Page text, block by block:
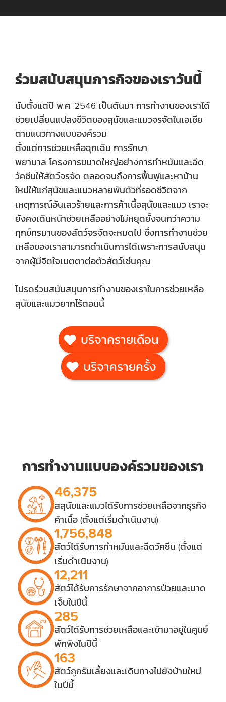
ร่วมสนับสนุนภารกิจของเราวันนี้
นับตั้งแต่ปี พ.ศ. 2546 เป็นต้นมา การทำงานของเราได้
ช่วยเปลี่ยนแปลงชีวิตของสุนัขและแมวจรจัดในเอเชีย
ตามแนวทางแบบองค์รวม
ตั้งแต่การช่วยเหลือฉุกเฉิน การรักษา
พยาบาล โครงการขนาดใหญ่อย่างการทำหมันและฉีด
วัคซีนให้สัตว์จรจัด ตลอดจนถึงการฟื้นฟูและหาบ้าน
ใหม่ให้แก่สุนัขและแมวหลายพันตัวที่รอดชีวิตจาก
เหตุการณ์อันเลวร้ายและการค้าเนื้อสุนัขและแมว เราจะ
ยังคงเดินหน้าช่วยเหลืออย่างไม่หยุดยั้งจนกว่าความ
ทุกข์ทรมานของสัตว์จรจัดจะหมดไป ซึ่งการทำงานช่วย
เหลือของเราสามารถดำเนินการได้เพราะการสนับสนุน
จากผู้มีจิตใจเมตตาต่อตัวสัตว์เช่นคุณ
โปรดร่วมสนับสนุนการทำงานของเราในการช่วยเหลือ
สุนัขและแมวยากไร้ตอนนี้
บริจาครายเดือน
บริจาครายครั้ง
การทำงานแบบองค์รวมของเรา
46,375
สสุนัขและแมวได้รับการช่วยเหลือจากธุรกิจ
ค้าเนื้อ (ตั้งแต่เริ่มดำเนินงาน)
1,756,848
สัตว์ได้รับการทำหมันและฉีดวัคซีน (ตั้งแต่
เริ่มดำเนินงาน)
12,211
สัตว์ได้รับการรักษาจากอาการป่วยและบาด
เจ็บในปีนี้
285
สัตว์ได้รับการช่วยเหลือและเข้ามาอยู่ในศูนย์
พักพิงในปีนี้
163
สัตว์ถูกรับเลี้ยงและเดินทางไปยังบ้านใหม่
ในปีนี้